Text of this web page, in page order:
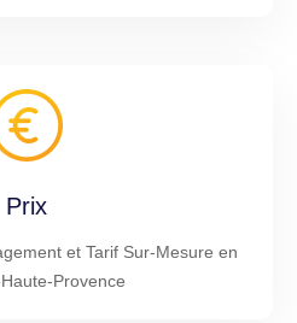
Prix
et Tarif Sur-Mesure en
Provence